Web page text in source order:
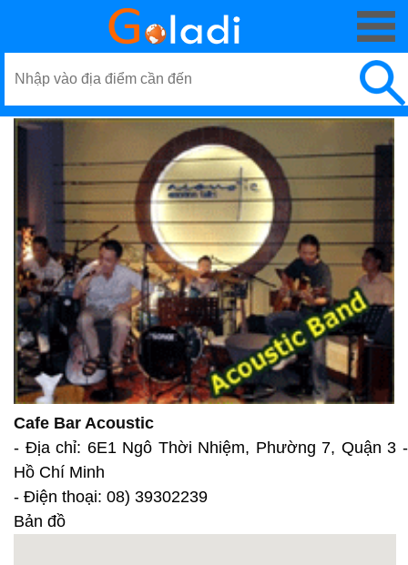
Cafe Bar Acoustic
- Địa chỉ: 6E1 Ngô Thời Nhiệm, Phường 7, Quận 3 -
Hồ Chí Minh
- Điện thoại: 08) 39302239
Bản đồ